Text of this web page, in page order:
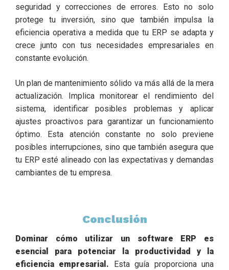
seguridad y correcciones de errores. Esto no solo
protege tu inversión, sino que también impulsa la
eficiencia operativa a medida que tu ERP se adapta y
crece junto con tus necesidades empresariales en
constante evolución.
Un plan de mantenimiento sólido va más allá de la mera
actualización. Implica monitorear el rendimiento del
sistema, identificar posibles problemas y aplicar
ajustes proactivos para garantizar un funcionamiento
óptimo. Esta atención constante no solo previene
posibles interrupciones, sino que también asegura que
tu ERP esté alineado con las expectativas y demandas
cambiantes de tu empresa.
Conclusión
Dominar cómo utilizar un software ERP es
esencial para potenciar la productividad y la
eficiencia empresarial. Esta guía proporciona una